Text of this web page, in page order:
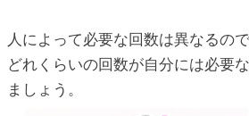
人によって必要な回数は異なるの
どれくらいの回数が自分には必要
ましょう。